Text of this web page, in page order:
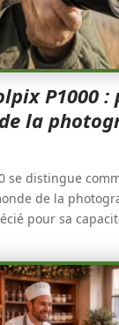
P1000 :
la
se distingue
de la
pour sa